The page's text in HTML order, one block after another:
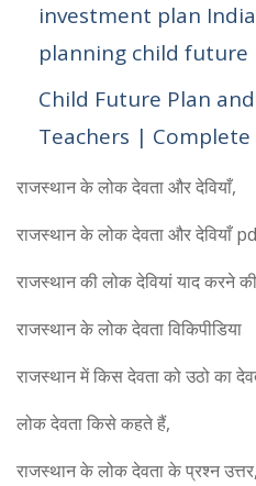
investment plan
planning child future
Child Future Plan
Teachers | Complete
राजस्थान के लोक देवता और देवियाँ,
राजस्थान के लोक देवता और देवियाँ
राजस्थान की लोक देवियां याद करने
राजस्थान के लोक देवता विकिपीडिया
राजस्थान में किस देवता को उठो का
लोक देवता किसे कहते हैं,
राजस्थान के लोक देवता के प्रश्न उत्तर,